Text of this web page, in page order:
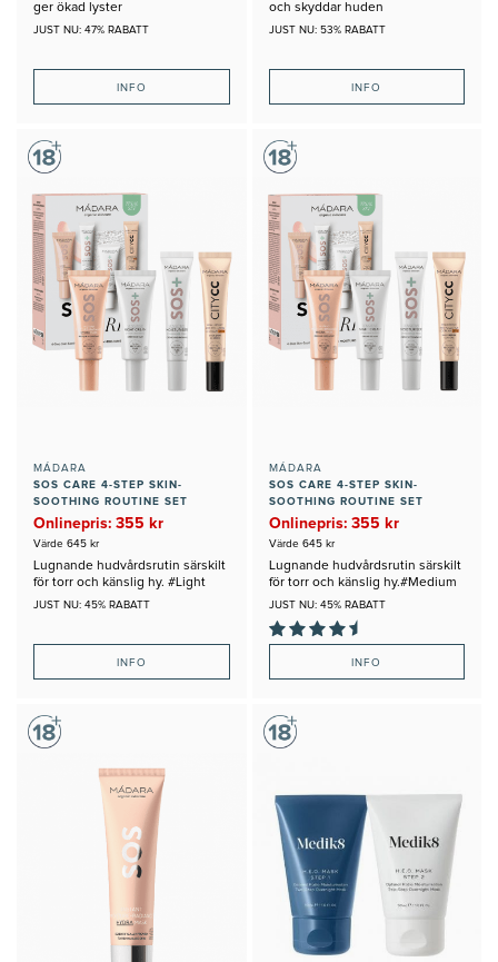
ger ökad lyster
JUST NU: 47% RABATT
INFO
och skyddar huden
JUST NU: 53% RABATT
INFO
MÁDARA
SOS CARE 4-STEP SKIN-
SOOTHING ROUTINE SET
#LIGHT
Onlinepris: 355 kr
Värde 645 kr
Lugnande hudvårdsrutin särskilt
för torr och känslig hy. #Light
JUST NU: 45% RABATT
INFO
MÁDARA
SOS CARE 4-STEP SKIN-
SOOTHING ROUTINE SET
#MEDIUM
Onlinepris: 355 kr
Värde 645 kr
Lugnande hudvårdsrutin särskilt
för torr och känslig hy.#Medium
JUST NU: 45% RABATT
INFO